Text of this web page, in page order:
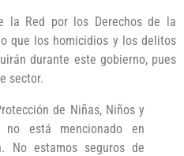
la Red por los Derechos de la
que los homicidios y los delitos
durante este gobierno, pues
sector.
de Niñas, Niños y
no está mencionado en
No estamos seguros de